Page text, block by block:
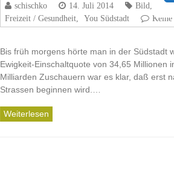
schischko 14. Juli 2014 Bild
Freizeit / Gesundheit
You Südstadt Keine
Bis früh morgens hörte man in der Südstadt
Ewigkeit-Einschaltquote von 34,65 Millionen
Milliarden Zuschauern war es klar, daß erst
Strassen beginnen wird.…
Weiterlesen